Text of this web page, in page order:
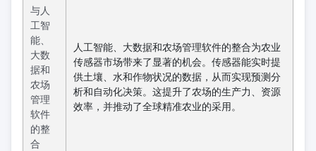
与人
工智
能、
大数
据和
农场
管理
软件
的整
合
人工智能、大数据和农场管理软件的整合为农业
传感器市场带来了显著的机会。传感器能实时提
供土壤、水和作物状况的数据，从而实现预测分
析和自动化决策。这提升了农场的生产力、资源
效率，并推动了全球精准农业的采用。